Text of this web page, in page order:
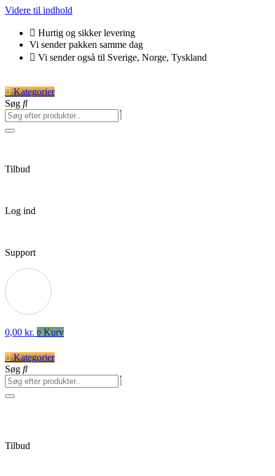
Videre til indhold
Hurtig og sikker levering
Vi sender pakken samme dag
Vi sender også til Sverige, Norge, Tyskland
Kategorier
Søg
Tilbud
Log ind
Support
0,00 kr. 0 Kurv
Kategorier
Søg
Tilbud